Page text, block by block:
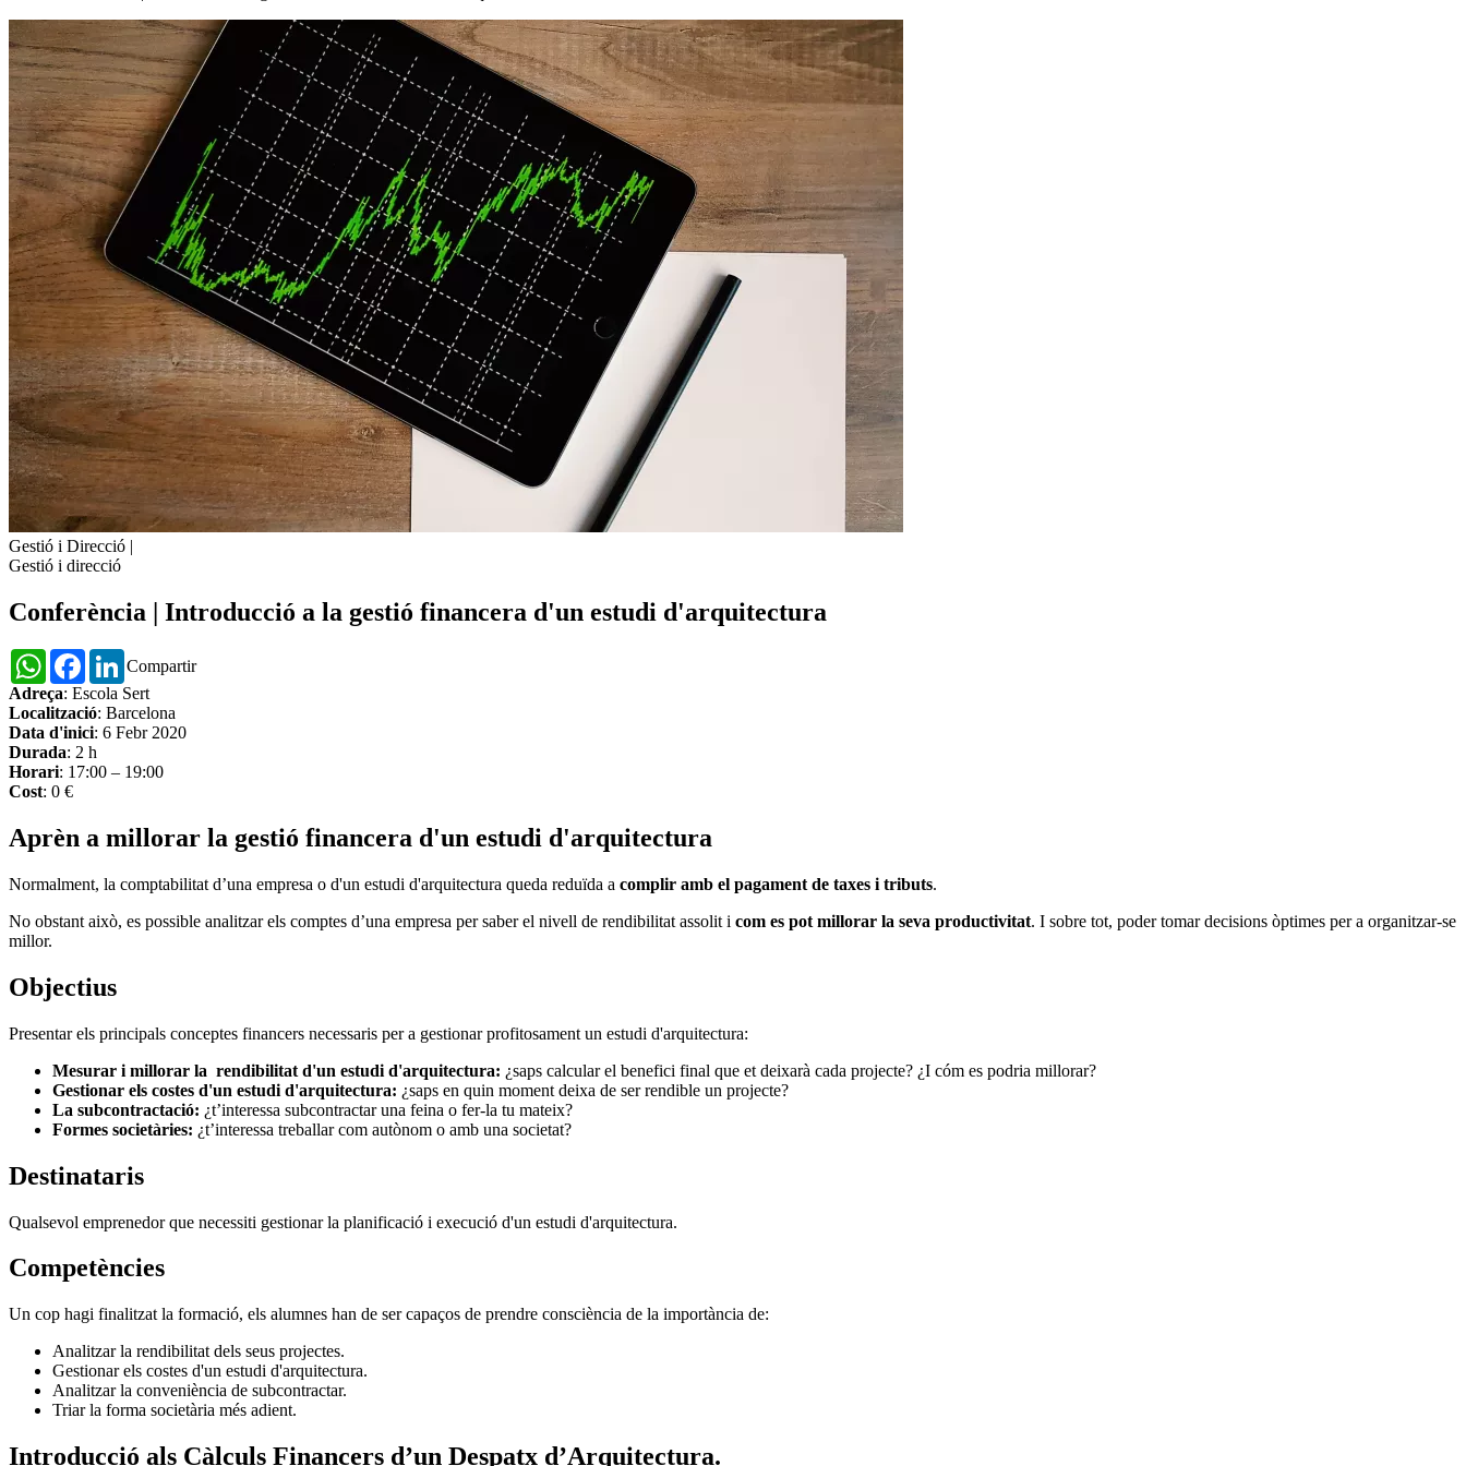
Gestió i Direcció |
Gestió i direcció
Conferència | Introducció a la gestió financera d'un estudi d'arquitectura
Compartir
WhatsAppFacebookLinkedIn
Adreça: Escola Sert
Localització: Barcelona
Data d'inici: 6 Febr 2020
Durada: 2 h
Horari: 17:00 – 19:00
Cost: 0 €
Aprèn a millorar la gestió financera d'un estudi d'arquitectura
Normalment, la comptabilitat d’una empresa o d'un estudi d'arquitectura queda reduïda a complir amb el pagament de taxes i tributs.
No obstant això, es possible analitzar els comptes d’una empresa per saber el nivell de rendibilitat assolit i com es pot millorar la seva productivitat. I sobre tot, poder tomar decisions òptimes per a organitzar-se
millor.
Objectius
Presentar els principals conceptes financers necessaris per a gestionar profitosament un estudi d'arquitectura:
Mesurar i millorar la rendibilitat d'un estudi d'arquitectura: ¿saps calcular el benefici final que et deixarà cada projecte? ¿I cóm es podria millorar?
Gestionar els costes d'un estudi d'arquitectura: ¿saps en quin moment deixa de ser rendible un projecte?
La subcontractació: ¿t’interessa subcontractar una feina o fer-la tu mateix?
Formes societàries: ¿t’interessa treballar com autònom o amb una societat?
Destinataris
Qualsevol emprenedor que necessiti gestionar la planificació i execució d'un estudi d'arquitectura.
Competències
Un cop hagi finalitzat la formació, els alumnes han de ser capaços de prendre consciència de la importància de:
Analitzar la rendibilitat dels seus projectes.
Gestionar els costes d'un estudi d'arquitectura.
Analitzar la conveniència de subcontractar.
Triar la forma societària més adient.
Introducció als Càlculs Financers d’un Despatx d’Arquitectura.